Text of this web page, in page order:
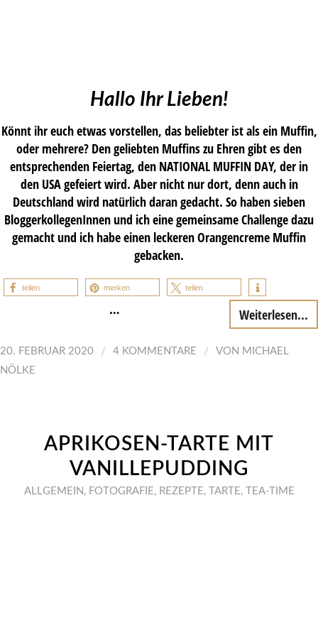
Hallo Ihr Lieben!
Könnt ihr euch etwas vorstellen, das beliebter ist als ein Muffin,
oder mehrere? Den geliebten Muffins zu Ehren gibt es den
entsprechenden Feiertag, den NATIONAL MUFFIN DAY, der in
den USA gefeiert wird. Aber nicht nur dort, denn auch in
Deutschland wird natürlich daran gedacht. So haben sieben
BloggerkollegenInnen und ich eine gemeinsame Challenge dazu
gemacht und ich habe einen leckeren Orangencreme Muffin
gebacken.
teilen merken teilen
… Weiterlesen...
20. FEBRUAR 2020 / 4 KOMMENTARE / VON MICHAEL
NÖLKE
APRIKOSEN-TARTE MIT
VANILLEPUDDING
ALLGEMEIN , FOTOGRAFIE, REZEPTE, TARTE, TEA-TIME